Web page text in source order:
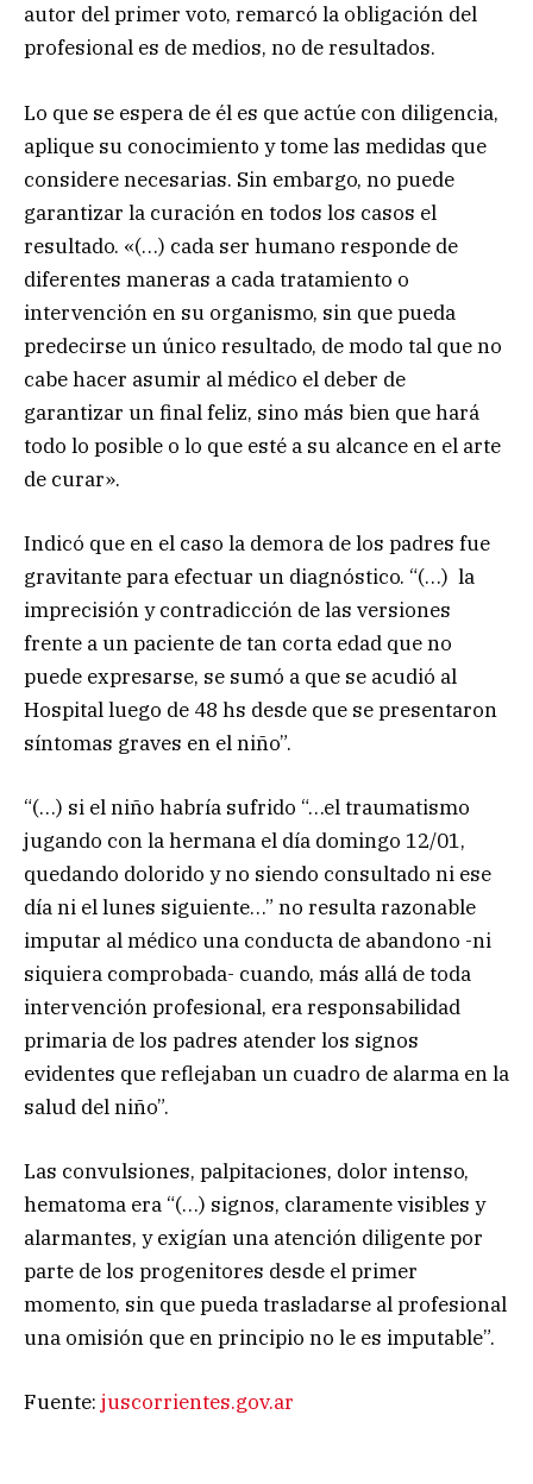
autor del primer voto, remarcó la obligación del
profesional es de medios, no de resultados.
Lo que se espera de él es que actúe con diligencia,
aplique su conocimiento y tome las medidas que
considere necesarias. Sin embargo, no puede
garantizar la curación en todos los casos el
resultado. «(…) cada ser humano responde de
diferentes maneras a cada tratamiento o
intervención en su organismo, sin que pueda
predecirse un único resultado, de modo tal que no
cabe hacer asumir al médico el deber de
garantizar un final feliz, sino más bien que hará
todo lo posible o lo que esté a su alcance en el arte
de curar».
Indicó que en el caso la demora de los padres fue
gravitante para efectuar un diagnóstico. “(…) la
imprecisión y contradicción de las versiones
frente a un paciente de tan corta edad que no
puede expresarse, se sumó a que se acudió al
Hospital luego de 48 hs desde que se presentaron
síntomas graves en el niño”.
“(…) si el niño habría sufrido “…el traumatismo
jugando con la hermana el día domingo 12/01,
quedando dolorido y no siendo consultado ni ese
día ni el lunes siguiente…” no resulta razonable
imputar al médico una conducta de abandono -ni
siquiera comprobada- cuando, más allá de toda
intervención profesional, era responsabilidad
primaria de los padres atender los signos
evidentes que reflejaban un cuadro de alarma en la
salud del niño”.
Las convulsiones, palpitaciones, dolor intenso,
hematoma era “(…) signos, claramente visibles y
alarmantes, y exigían una atención diligente por
parte de los progenitores desde el primer
momento, sin que pueda trasladarse al profesional
una omisión que en principio no le es imputable”.
Fuente: juscorrientes.gov.ar